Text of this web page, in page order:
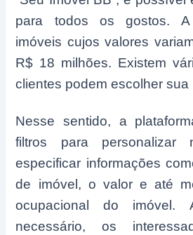
para todos os gostos. A
imóveis cujos valores
R$ 18 milhões. Existem
clientes podem escolher sua
Nesse sentido, a
filtros para personalizar
especificar informações
de imóvel, o valor e até
ocupacional do imóvel.
necessário, os